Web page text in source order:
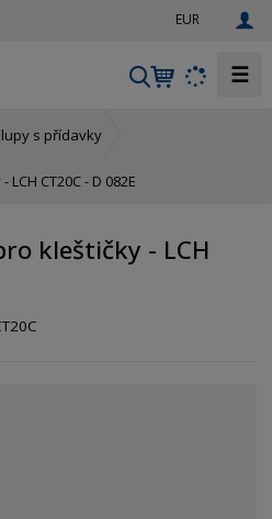
EUR
V
☰
s přídavky
CT20C - D 082E
kleštičky - LCH